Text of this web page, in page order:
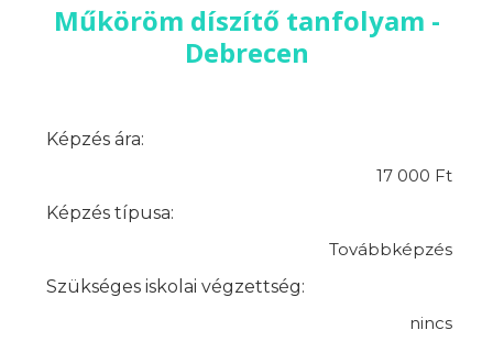
Műköröm díszítő tanfolyam -
Debrecen
Képzés ára:
17 000 Ft
Képzés típusa:
Továbbképzés
Szükséges iskolai végzettség:
nincs